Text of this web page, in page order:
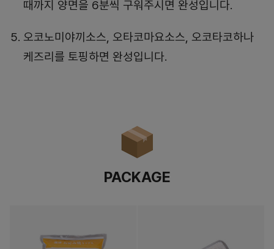
때까지 양면을 6분씩 구워주시면 완성입니다.
오코노미야끼소스, 오타코마요소스, 오코타코하나
케즈리를 토핑하면 완성입니다.
PACKAGE